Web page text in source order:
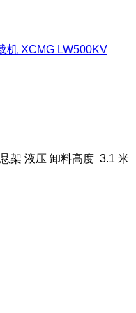
机 XCMG LW500KV
悬架 液压 卸料高度 3.1 米